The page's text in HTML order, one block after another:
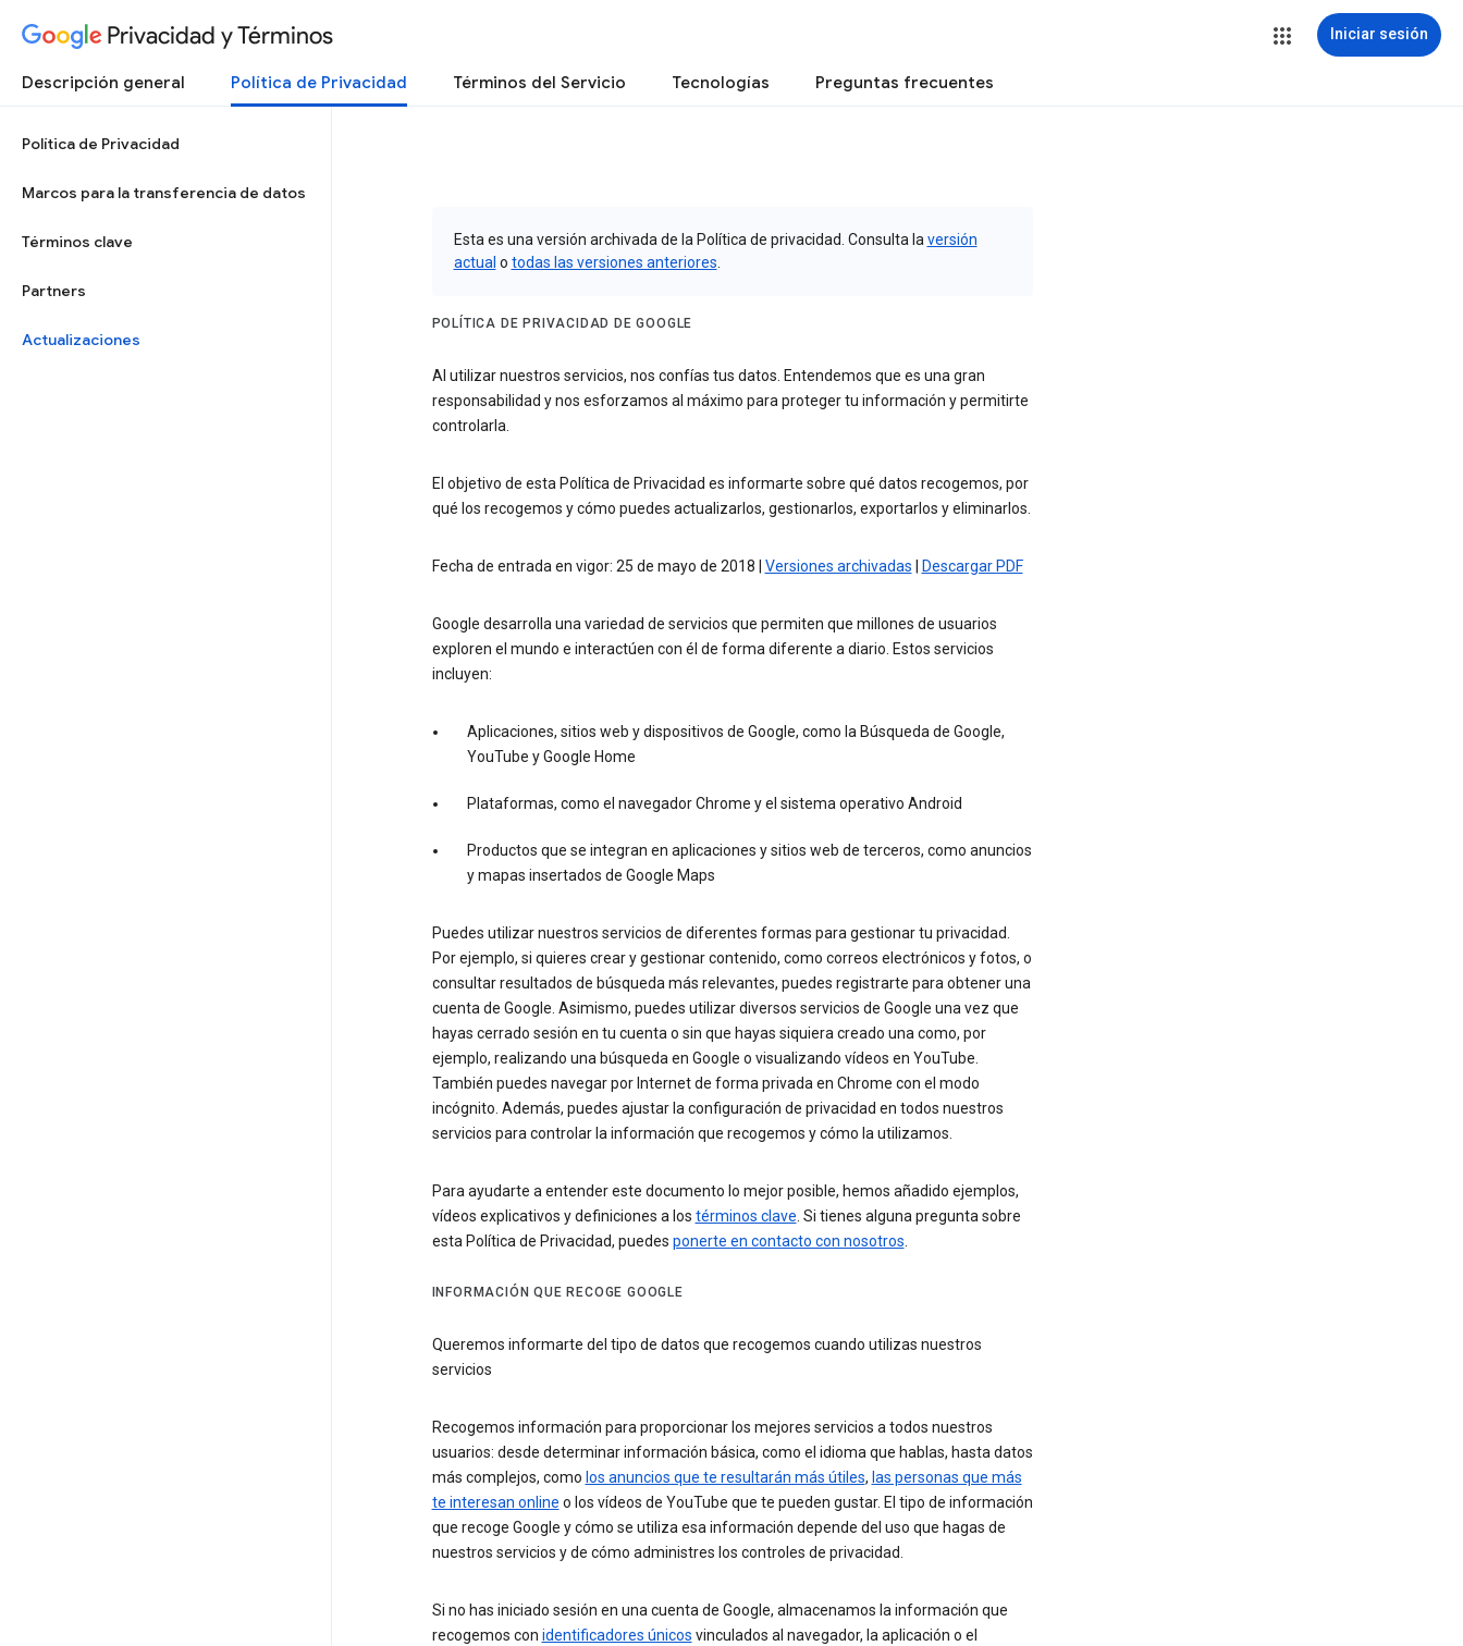
Privacidad y Términos Iniciar sesión
Descripción general Política de Privacidad Términos del Servicio Tecnologías Preguntas frecuentes
Política de Privacidad
Marcos para la transferencia de datos
Términos clave
Partners
Actualizaciones
Esta es una versión archivada de la Política de privacidad. Consulta la versión
actual o todas las versiones anteriores
POLÍTICA DE PRIVACIDAD DE GOOGLE
Al utilizar nuestros servicios, nos confías tus datos. Entendemos que es una gran
responsabilidad y nos esforzamos al máximo para proteger tu información y permitirte
controlarla.
El objetivo de esta Política de Privacidad es informarte sobre qué datos recogemos, por
qué los recogemos y cómo puedes actualizarlos, gestionarlos, exportarlos y eliminarlos.
Fecha de entrada en vigor: 25 de mayo de 2018 | Versiones archivadas Descargar PDF
Google desarrolla una variedad de servicios que permiten que millones de usuarios
exploren el mundo e interactúen con él de forma diferente a diario. Estos servicios
incluyen:
Aplicaciones, sitios web y dispositivos de Google, como la Búsqueda de Google,
YouTube y Google Home
Plataformas, como el navegador Chrome y el sistema operativo Android
Productos que se integran en aplicaciones y sitios web de terceros, como anuncios
y mapas insertados de Google Maps
Puedes utilizar nuestros servicios de diferentes formas para gestionar tu privacidad.
Por ejemplo, si quieres crear y gestionar contenido, como correos electrónicos y fotos, o
consultar resultados de búsqueda más relevantes, puedes registrarte para obtener una
cuenta de Google. Asimismo, puedes utilizar diversos servicios de Google una vez que
hayas cerrado sesión en tu cuenta o sin que hayas siquiera creado una como, por
ejemplo, realizando una búsqueda en Google o visualizando vídeos en YouTube.
También puedes navegar por Internet de forma privada en Chrome con el modo
incógnito. Además, puedes ajustar la configuración de privacidad en todos nuestros
servicios para controlar la información que recogemos y cómo la utilizamos.
Para ayudarte a entender este documento lo mejor posible, hemos añadido ejemplos,
vídeos explicativos y definiciones a los términos clave. Si tienes alguna pregunta sobre
esta Política de Privacidad, puedes ponerte en contacto con nosotros.
INFORMACIÓN QUE RECOGE GOOGLE
Queremos informarte del tipo de datos que recogemos cuando utilizas nuestros
servicios
Recogemos información para proporcionar los mejores servicios a todos nuestros
usuarios: desde determinar información básica, como el idioma que hablas, hasta datos
más complejos, como los anuncios que te resultarán más útiles, las personas que más
te interesan online o los vídeos de YouTube que te pueden gustar. El tipo de información
que recoge Google y cómo se utiliza esa información depende del uso que hagas de
nuestros servicios y de cómo administres los controles de privacidad.
Si no has iniciado sesión en una cuenta de Google, almacenamos la información que
recogemos con identificadores únicos vinculados al navegador, la aplicación o el